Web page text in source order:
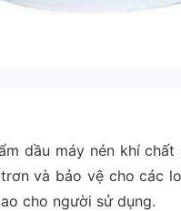
dầu máy nén khí
và bảo vệ cho các
cho người sử dụng.